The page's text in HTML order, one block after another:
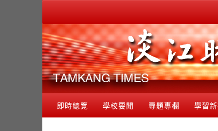
即時總覽 學校要聞 專題專欄 學習